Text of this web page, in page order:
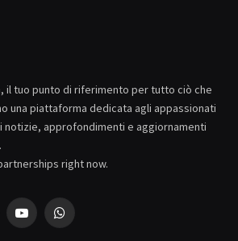
il tuo punto di riferimento per tutto ciò che
una piattaforma dedicata agli appassionati
approfondimenti e aggiornamenti
right now.
YouTubeWhatsApp